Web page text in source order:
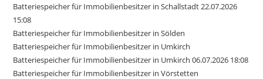
Batteriespeicher für Immobilienbesitzer in Schallstadt 22.07.2026
15:08
Batteriespeicher für Immobilienbesitzer in Sölden
Batteriespeicher für Immobilienbesitzer in Umkirch
Batteriespeicher für Immobilienbesitzer in Umkirch 06.07.2026 18:08
Batteriespeicher für Immobilienbesitzer in Vörstetten